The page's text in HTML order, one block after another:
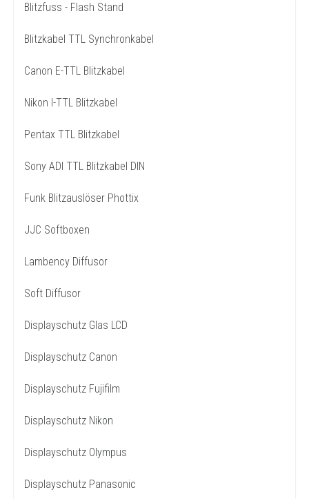
Blitzfuss - Flash Stand
Blitzkabel TTL Synchronkabel
Canon E-TTL Blitzkabel
Nikon I-TTL Blitzkabel
Pentax TTL Blitzkabel
Sony ADI TTL Blitzkabel DIN
Funk Blitzauslöser Phottix
JJC Softboxen
Lambency Diffusor
Soft Diffusor
Displayschutz Glas LCD
Displayschutz Canon
Displayschutz Fujifilm
Displayschutz Nikon
Displayschutz Olympus
Displayschutz Panasonic